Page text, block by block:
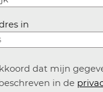
in
dat mijn
in de